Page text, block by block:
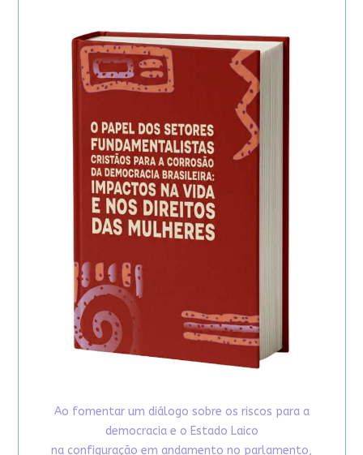
Ao fomentar um diálogo sobre os riscos para a
democracia e o Estado Laico
na configuração em andamento no parlamento,